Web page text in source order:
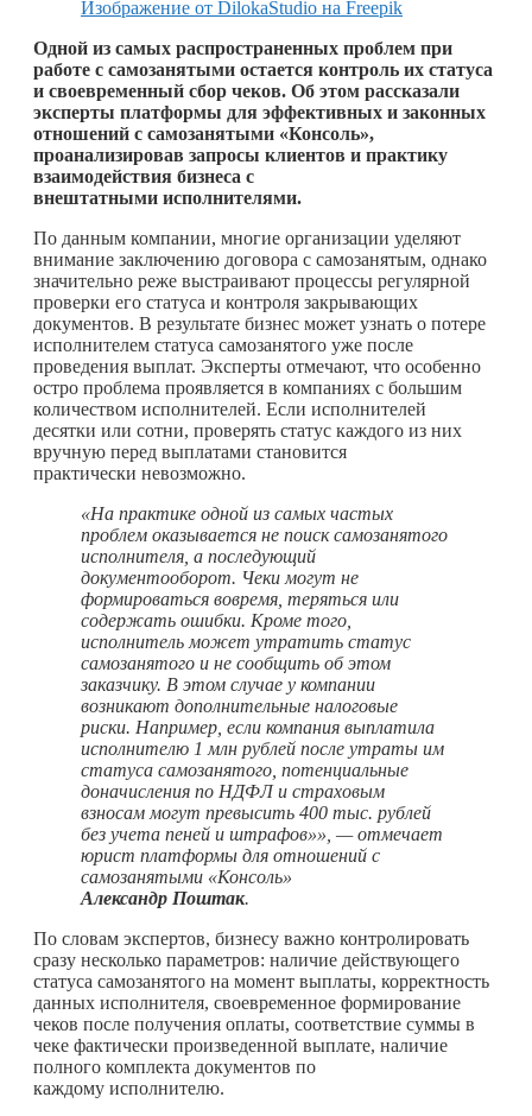
Изображение от DilokaStudio на Freepik
Одной из самых распространенных проблем при
работе с самозанятыми остается контроль их статуса
и своевременный сбор чеков. Об этом рассказали
эксперты платформы для эффективных и законных
отношений с самозанятыми «Консоль»,
проанализировав запросы клиентов и практику
взаимодействия бизнеса с
внештатными исполнителями.
По данным компании, многие организации уделяют
внимание заключению договора с самозанятым, однако
значительно реже выстраивают процессы регулярной
проверки его статуса и контроля закрывающих
документов. В результате бизнес может узнать о потере
исполнителем статуса самозанятого уже после
проведения выплат. Эксперты отмечают, что особенно
остро проблема проявляется в компаниях с большим
количеством исполнителей. Если исполнителей
десятки или сотни, проверять статус каждого из них
вручную перед выплатами становится
практически невозможно.
«На практике одной из самых частых
проблем оказывается не поиск самозанятого
исполнителя, а последующий
документооборот. Чеки могут не
формироваться вовремя, теряться или
содержать ошибки. Кроме того,
исполнитель может утратить статус
самозанятого и не сообщить об этом
заказчику. В этом случае у компании
возникают дополнительные налоговые
риски. Например, если компания выплатила
исполнителю 1 млн рублей после утраты им
статуса самозанятого, потенциальные
доначисления по НДФЛ и страховым
взносам могут превысить 400 тыс. рублей
без учета пеней и штрафов»», — отмечает
юрист платформы для отношений с
самозанятыми «Консоль»
Александр Поштак.
По словам экспертов, бизнесу важно контролировать
сразу несколько параметров: наличие действующего
статуса самозанятого на момент выплаты, корректность
данных исполнителя, своевременное формирование
чеков после получения оплаты, соответствие суммы в
чеке фактически произведенной выплате, наличие
полного комплекта документов по
каждому исполнителю.